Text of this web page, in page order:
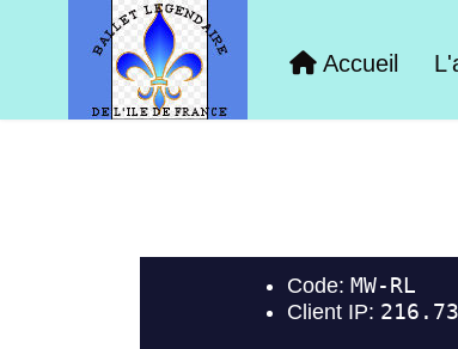
Accueil